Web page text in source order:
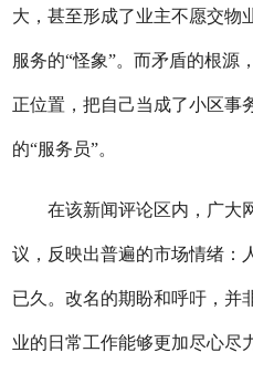
大，甚至形成了业主不愿交物
服务的“怪象”。而矛盾的根源
正位置，把自己当成了小区事
的“服务员”。
在该新闻评论区内，广大
议，反映出普遍的市场情绪：
已久。改名的期盼和呼吁，并
业的日常工作能够更加尽心尽